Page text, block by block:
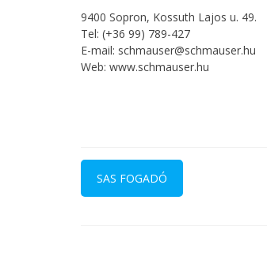
9400 Sopron, Kossuth Lajos u. 49.
Tel: (+36 99) 789-427
E-mail: schmauser@schmauser.hu
Web: www.schmauser.hu
Bejegyzés
navigáció
SAS FOGADÓ